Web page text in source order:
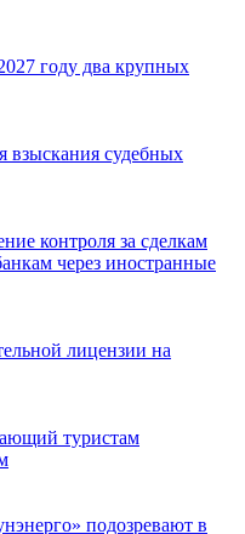
году два крупных
взыскания судебных
контроля за сделкам
через иностранные
лицензии на
туристам
подозревают в